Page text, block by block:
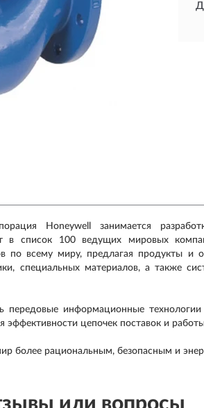
Honeywell занимается
в список 100 ведущих мировых
по всему миру, предлагая продукты и
специальных материалов, а также
передовые информационные
эффективности цепочек поставок и
более рациональным, безопасным и
или вопросы